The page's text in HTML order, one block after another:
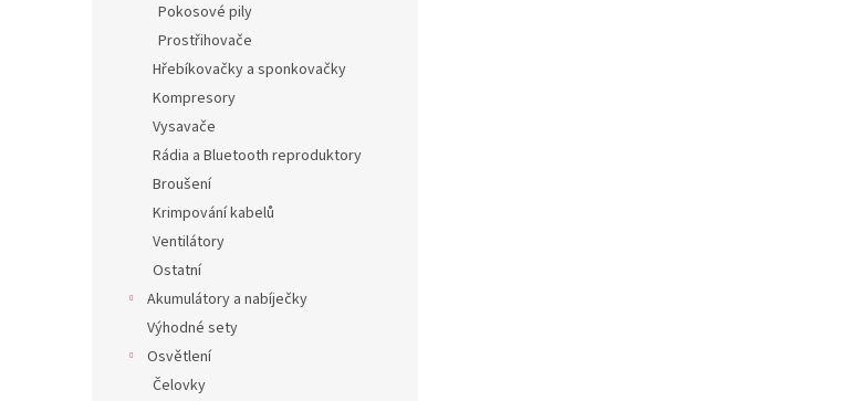
Pokosové pily
Prostřihovače
Hřebíkovačky a sponkovačky
Kompresory
Vysavače
Rádia a Bluetooth reproduktory
Broušení
Krimpování kabelů
Ventilátory
Ostatní
Akumulátory a nabíječky
Výhodné sety
Osvětlení
Čelovky